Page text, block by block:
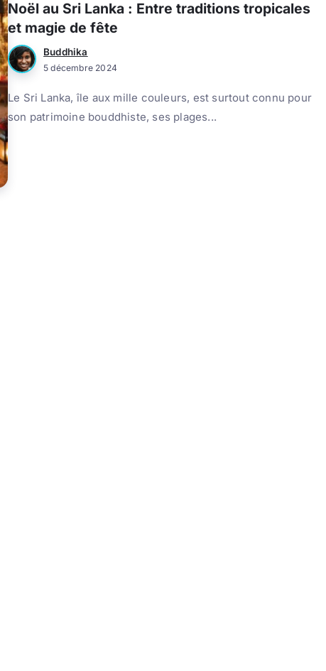
Noël au Sri Lanka : Entre traditions tropicales
et magie de fête
Buddhika
5 décembre 2024
Le Sri Lanka, île aux mille couleurs, est surtout connu pour
son patrimoine bouddhiste, ses plages...